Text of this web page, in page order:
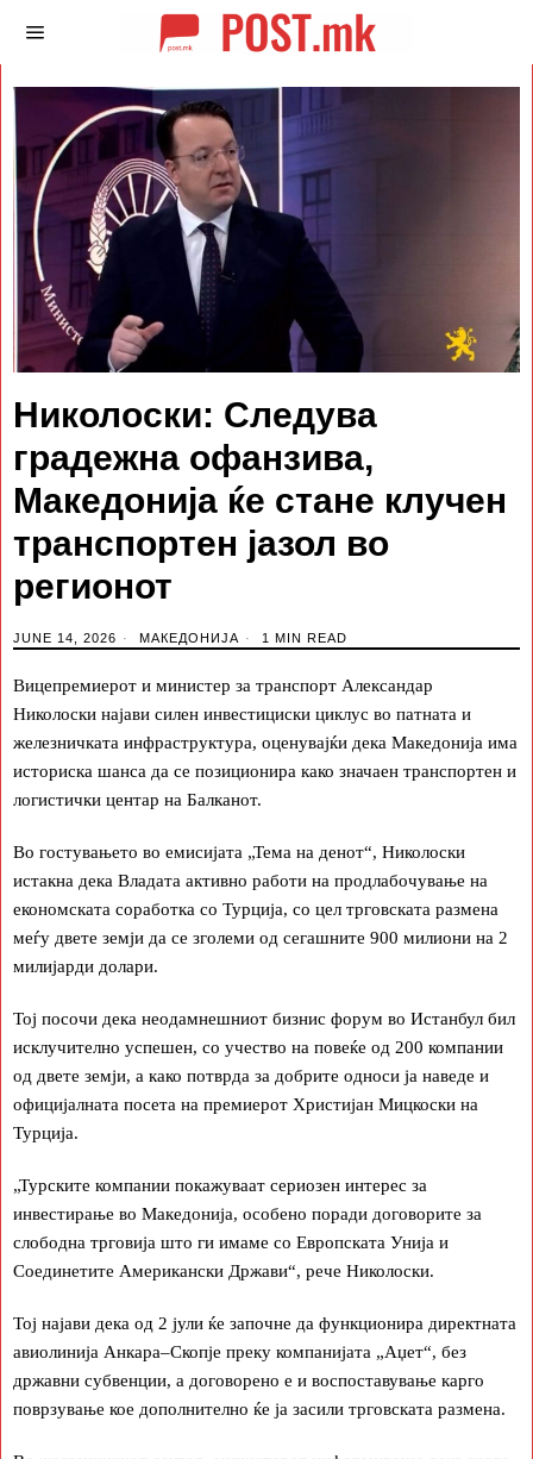
Николоски: Следува
градежна офанзива,
Македонија ќе стане клучен
транспортен јазол во
регионот
JUNE 14, 2026 МАКЕДОНИЈА 1 MIN READ
Вицепремиерот и министер за транспорт Александар
Николоски најави силен инвестициски циклус во патната и
железничката инфраструктура, оценувајќи дека Македонија има
историска шанса да се позиционира како значаен транспортен и
логистички центар на Балканот.
Во гостувањето во емисијата „Тема на денот“, Николоски
истакна дека Владата активно работи на продлабочување на
економската соработка со Турција, со цел трговската размена
меѓу двете земји да се зголеми од сегашните 900 милиони на 2
милијарди долари.
Тој посочи дека неодамнешниот бизнис форум во Истанбул бил
исклучително успешен, со учество на повеќе од 200 компании
од двете земји, а како потврда за добрите односи ја наведе и
официјалната посета на премиерот Христијан Мицкоски на
Турција.
„Турските компании покажуваат сериозен интерес за
инвестирање во Македонија, особено поради договорите за
слободна трговија што ги имаме со Европската Унија и
Соединетите Американски Држави“, рече Николоски.
Тој најави дека од 2 јули ќе започне да функционира директната
авиолинија Анкара–Скопје преку компанијата „Аџет“, без
државни субвенции, а договорено е и воспоставување карго
поврзување кое дополнително ќе ја засили трговската размена.